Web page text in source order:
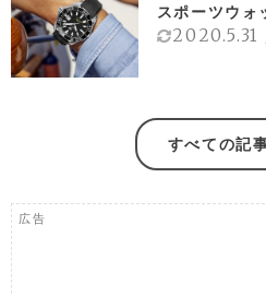
スポーツウォ
2020.5.31
すべての記
広告